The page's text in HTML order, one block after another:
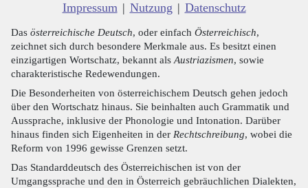
Impressum | Nutzung | Datenschutz
Das österreichische Deutsch, oder einfach Österreichisch,
zeichnet sich durch besondere Merkmale aus. Es besitzt einen
einzigartigen Wortschatz, bekannt alsAustriazismen, sowie
charakteristische Redewendungen.
Die Besonderheiten von österreichischem Deutsch gehen jedoch
über den Wortschatz hinaus. Sie beinhalten auch Grammatik und
Aussprache, inklusive der Phonologie und Intonation. Darüber
hinaus finden sich Eigenheiten in der Rechtschreibung, wobei die
Reform von 1996 gewisse Grenzen setzt.
Das Standarddeutsch des Österreichischen ist von der
Umgangssprache und den in Österreich gebräuchlichen Dialekten,